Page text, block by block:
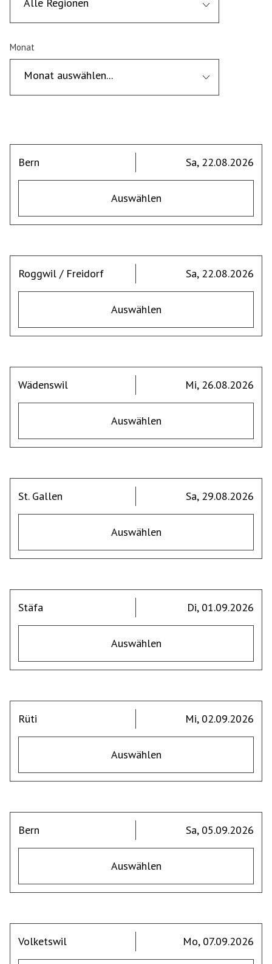
Monat
Monat auswählen...
Bern Sa, 22.08.2026
Auswählen
Roggwil / Freidorf Sa, 22.08.2026
Auswählen
Wädenswil Mi, 26.08.2026
Auswählen
St. Gallen Sa, 29.08.2026
Auswählen
Stäfa Di, 01.09.2026
Auswählen
Rüti Mi, 02.09.2026
Auswählen
Bern Sa, 05.09.2026
Auswählen
Volketswil Mo, 07.09.2026